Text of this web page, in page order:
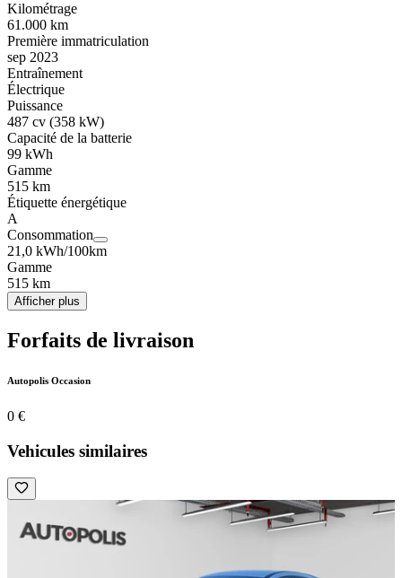
Kilométrage
61.000 km
Première immatriculation
sep 2023
Entraînement
Électrique
Puissance
487 cv (358 kW)
Capacité de la batterie
99 kWh
Gamme
515 km
Étiquette énergétique
A
Consommation
21,0 kWh/100km
Gamme
515 km
Afficher plus
Forfaits de livraison
Autopolis Occasion
0 €
Vehicules similaires